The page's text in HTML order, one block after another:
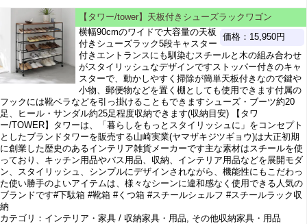
【タワー/tower】天板付きシューズラックワゴン
価格：15,950円
横幅90cmのワイドで大容量の天板
付きシューズラック5段キャスター
付きエントランスにも馴染むスチールと木の組み合わせ
がスタイリッシュなデザインですストッパー付きのキャ
スターで、動かしやすく掃除が簡単天板付きなので鍵や
小物、郵便物などを置く棚としても使用できます付属の
フックには靴ベラなどを引っ掛けることもできますシューズ・ブーツ約20
足、ヒール・サンダル約25足程度収納できます(収納目安) 【タワ
ー/TOWER】タワーは、「暮らしをもっとスタイリッシュに」をコンセプト
としたブランドタワーを販売する山崎実業(ヤマザキジツギョウ)は大正初期
に創業した歴史のあるインテリア雑貨メーカーです主な素材はスチールを使
っており、キッチン用品やバス用品、収納、インテリア用品などを展開モダ
ン、スタイリッシュ、シンプルにデザインされながら、機能性にもこだわっ
た使い勝手のよいアイテムは、様々なシーンに違和感なく使用できる人気の
ブランドです#下駄箱 #靴箱 #くつ箱 #スチールシェルフ #スチールラック収
納
カテゴリ：インテリア・家具 / 収納家具・用品, その他収納家具・用品